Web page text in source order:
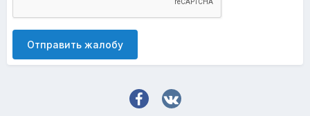
Отправить жалобу